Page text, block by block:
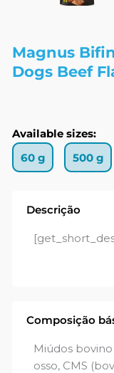
Magnus
Dogs Beef
Available sizes:
60 g
500 g
Descrição
Composição
Miúdos
osso, CMS